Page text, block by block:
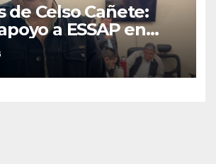
de Celso Cañete:
a ESSAP en